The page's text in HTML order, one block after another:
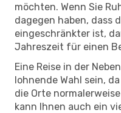
möchten. Wenn Sie
dagegen haben, dass
eingeschränkter ist,
Jahreszeit für einen
Eine Reise in der
lohnende Wahl sein,
die Orte
kann Ihnen auch ein